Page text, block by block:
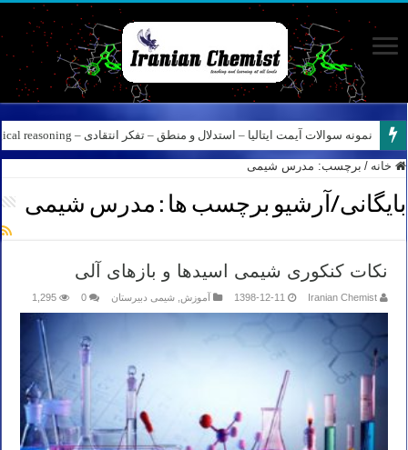
نمونه سوالات آیمت ایتالیا – استدلال و منطق – تفکر انتقادی – Logical reasoning – پارت ۸
خانه / برچسب: مدرس شیمی
بایگانی/آرشیو برچسب ها : مدرس شیمی
نکات کنکوری شیمی اسیدها و بازهای آلی
Iranian Chemist
1398-12-11 آموزش شیمی دبیرستان 0
1,295